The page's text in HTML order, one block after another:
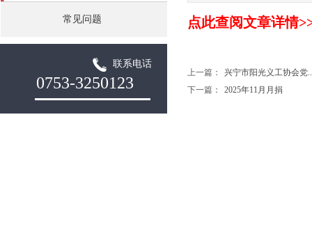
常见问题 点此查阅文章详情
上一篇：
兴宁市阳光义工协会党
下一篇：
2025年11月月捐
联系电话
0753-3250123